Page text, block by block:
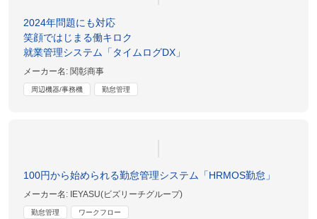
2024年問題にも対応
笑顔ではじまる働キロク
就業管理システム「タイムログDX」
メーカー名:関彰商事
周辺機器/事務機 勤怠管理
100円から始められる勤怠管理システム「HRMOS勤怠」
メーカー名: IEYASU(ビズリーチグループ)
勤怠管理 ワークフロー